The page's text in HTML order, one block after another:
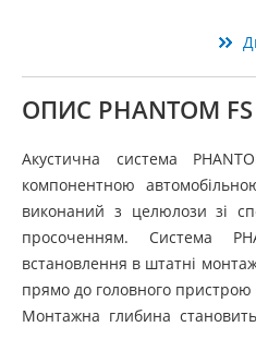
ОПИС PHANTOM
Акустична система
компонентною
виконаний з целюлози зі
просоченням. Система
встановлення в штатні
прямо до головного пристрою
Монтажна глибина